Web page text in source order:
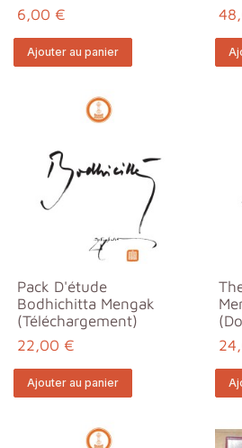
6,00 €
Ajouter au panier
Pack D'étude
Bodhichitta Mengak
(téléchargement)
22,00 €
Ajouter au panier